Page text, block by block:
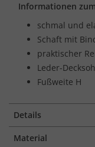
Informationen
schmal und
Schaft mit
praktischer
Leder-
Fußweite H
Details
Material